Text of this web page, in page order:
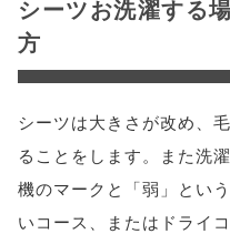
シーツお洗濯する
方
シーツは大きさが改め、
ることをします。また洗
機のマークと「弱」とい
いコース、またはドライ